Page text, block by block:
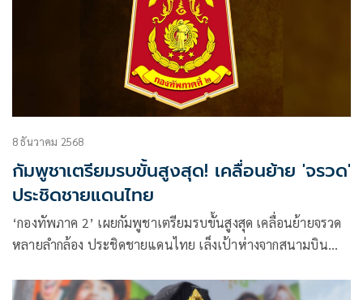
8 ธันวาคม 2568
กัมพูชาเตรียมรบขั้นสูงสุด! เคลื่อนย้าย 'จรวด'
ประชิดชายแดนไทย
‘กองทัพภาค 2’ เผยกัมพูชาเตรียมรบขั้นสูงสุด เคลื่อนย้ายจรวด
หลายลำกล้อง ประชิดชายแดนไทย เล็งเป้าห่างจากสนามบิน